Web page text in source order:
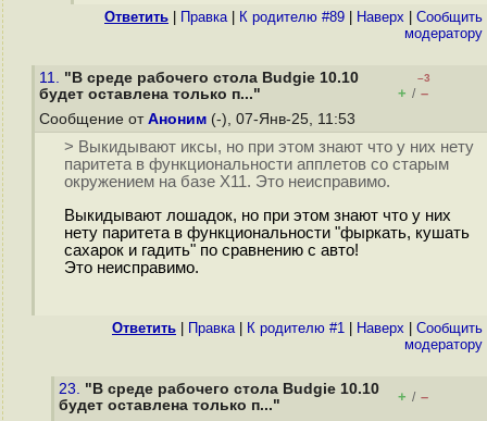
Ответить Правка| К родителю #89 Наверх
Cообщить
модератору
11. "В среде рабочего стола Budgie 10.10
будет оставлена только п..."
–3
+ / –
Сообщение от Аноним (-), 07-Янв-25, 11:53
> Выкидывают иксы, но при этом знают что у них нету
паритета в функциональности апплетов со старым
окружением на базе X11. Это неисправимо.
Выкидывают лошадок, но при этом знают что у них
нету паритета в функциональности "фыркать, кушать
сахарок и гадить" по сравнению с авто!
Это неисправимо.
Ответить Правка| К родителю #1 Наверх
Cообщить
модератору
23. "В среде рабочего стола Budgie 10.10
будет оставлена только п..."
+ / –